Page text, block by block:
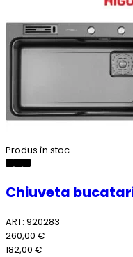
Produs în stoc
Chiuveta
ART: 920283
260,00 €
182,00 €